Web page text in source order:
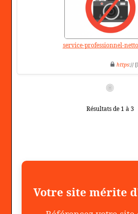
service-professionnel-
https://
Résultats de 1 à 3
Votre site mérite